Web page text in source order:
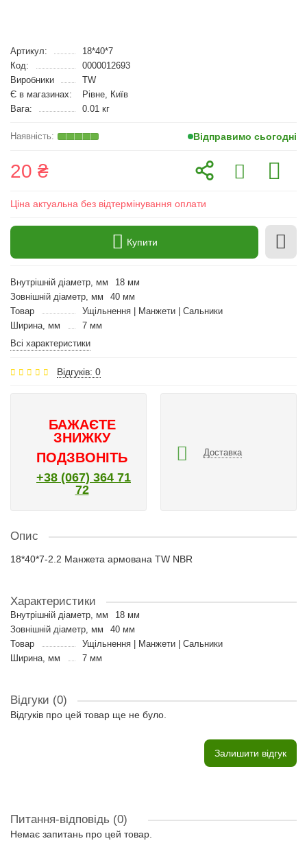
Артикул:
18*40*7
Код:
0000012693
Виробники
TW
Є в магазинах:
Рівне, Київ
Вага:
0.01 кг
Відправимо сьогодні
20 ₴
Ціна актуальна без відтермінування оплати
Купити
Внутрішній діаметр, мм
18 мм
Зовнішній діаметр, мм
40 мм
Товар
Ущільнення | Манжети | Сальники
Ширина, мм
7 мм
Всі характеристики
Відгуків: 0
БАЖАЄТЕ
ЗНИЖКУ
ПОДЗВОНІТЬ
+38 (067) 364 71
72
Доставка
Опис
18*40*7-2.2 Манжета армована TW NBR
Характеристики
Внутрішній діаметр, мм
18 мм
Зовнішній діаметр, мм
40 мм
Товар
Ущільнення | Манжети | Сальники
Ширина, мм
7 мм
Відгуки (0)
Відгуків про цей товар ще не було.
Залишити відгук
Питання-відповідь (0)
Немає запитань про цей товар.